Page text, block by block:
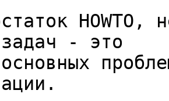
HOWTO,
задач - это